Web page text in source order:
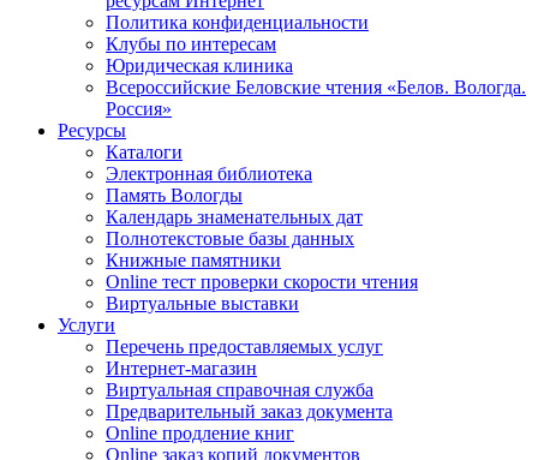
Политика конфиденциальности
Клубы по интересам
Юридическая клиника
Всероссийские Беловские чтения «Белов. Вологда.
Россия»
Ресурсы
Каталоги
Электронная библиотека
Память Вологды
Календарь знаменательных дат
Полнотекстовые базы данных
Книжные памятники
Online тест проверки скорости чтения
Виртуальные выставки
Услуги
Перечень предоставляемых услуг
Интернет-магазин
Виртуальная справочная служба
Предварительный заказ документа
Online продление книг
Online заказ копий документов